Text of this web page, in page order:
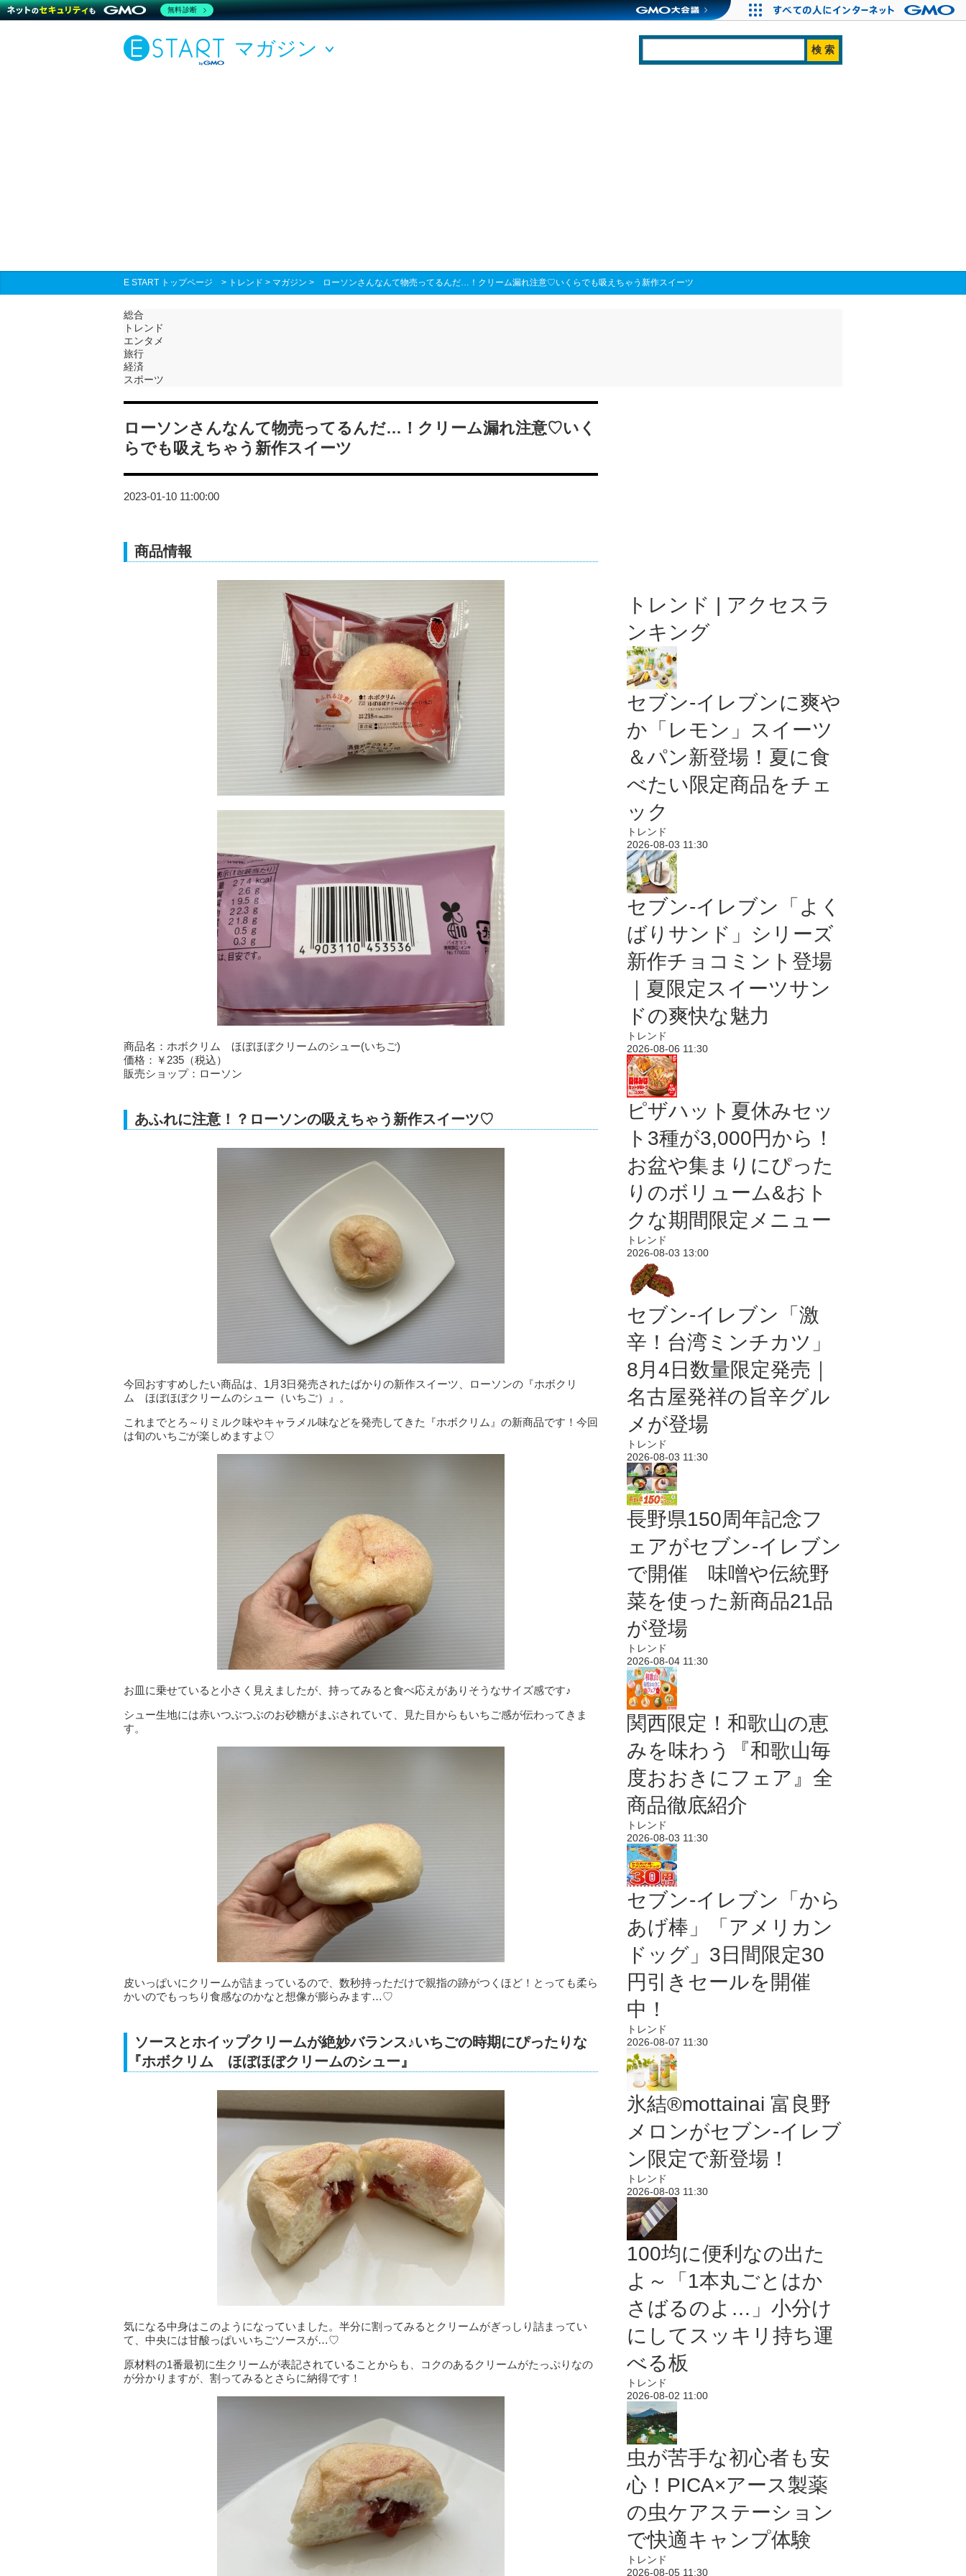
マガジン
E START トップページ > トレンド > マガジン > ローソンさんなんて物売ってるんだ…！クリーム漏れ注意♡いくらでも吸えちゃう新作スイーツ
総合
トレンド
エンタメ
旅行
経済
スポーツ
ローソンさんなんて物売ってるんだ…！クリーム漏れ注意♡いく
らでも吸えちゃう新作スイーツ
2023-01-10 11:00:00
商品情報
商品名：ホボクリム ほぼほぼクリームのシュー(いちご)
価格：￥235（税込）
販売ショップ：ローソン
あふれに注意！？ローソンの吸えちゃう新作スイーツ♡
今回おすすめしたい商品は、1月3日発売されたばかりの新作スイーツ、ローソンの『ホボクリ
ム ほぼほぼクリームのシュー（いちご）』。
これまでとろ～りミルク味やキャラメル味などを発売してきた『ホボクリム』の新商品です！今回
は旬のいちごが楽しめますよ♡
お皿に乗せていると小さく見えましたが、持ってみると食べ応えがありそうなサイズ感です♪
シュー生地には赤いつぶつぶのお砂糖がまぶされていて、見た目からもいちご感が伝わってきま
す。
皮いっぱいにクリームが詰まっているので、数秒持っただけで親指の跡がつくほど！とっても柔ら
かいのでもっちり食感なのかなと想像が膨らみます…♡
ソースとホイップクリームが絶妙バランス♪いちごの時期にぴったりな
『ホボクリム ほぼほぼクリームのシュー』
気になる中身はこのようになっていました。半分に割ってみるとクリームがぎっしり詰まってい
て、中央には甘酸っぱいいちごソースが…♡
原材料の1番最初に生クリームが表記されていることからも、コクのあるクリームがたっぷりなの
が分かりますが、割ってみるとさらに納得です！
トレンド | アクセスラ
ンキング
セブン‐イレブンに爽や
か「レモン」スイーツ
＆パン新登場！夏に食
べたい限定商品をチェ
ック
トレンド
2026-08-03 11:30
セブン‐イレブン「よく
ばりサンド」シリーズ
新作チョコミント登場
｜夏限定スイーツサン
ドの爽快な魅力
トレンド
2026-08-06 11:30
ピザハット夏休みセッ
ト3種が3,000円から！
お盆や集まりにぴった
りのボリューム&おト
クな期間限定メニュー
トレンド
2026-08-03 13:00
セブン-イレブン「激
辛！台湾ミンチカツ」
8月4日数量限定発売｜
名古屋発祥の旨辛グル
メが登場
トレンド
2026-08-03 11:30
長野県150周年記念フ
ェアがセブン-イレブン
で開催 味噌や伝統野
菜を使った新商品21品
が登場
トレンド
2026-08-04 11:30
関西限定！和歌山の恵
みを味わう『和歌山毎
度おおきにフェア』全
商品徹底紹介
トレンド
2026-08-03 11:30
セブン‐イレブン「から
あげ棒」「アメリカン
ドッグ」3日間限定30
円引きセールを開催
中！
トレンド
2026-08-07 11:30
氷結®mottainai 富良野
メロンがセブン‐イレブ
ン限定で新登場！
トレンド
2026-08-03 11:30
100均に便利なの出た
よ～「1本丸ごとはか
さばるのよ…」小分け
にしてスッキリ持ち運
べる板
トレンド
2026-08-02 11:00
虫が苦手な初心者も安
心！PICA×アース製薬
の虫ケアステーション
で快適キャンプ体験
トレンド
2026-08-05 11:30
無料診断